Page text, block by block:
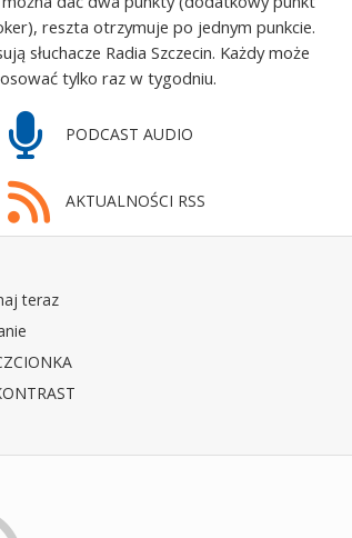
reszta otrzymuje po jednym punkcie.
słuchacze Radia Szczecin. Każdy może
tylko raz w tygodniu.
PODCAST AUDIO
AKTUALNOŚCI RSS
teraz